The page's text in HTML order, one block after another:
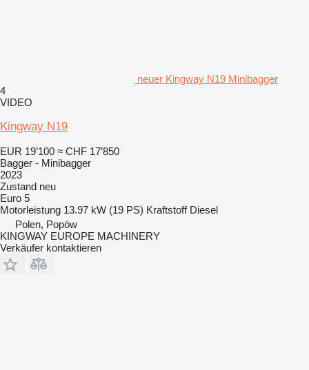
neuer Kingway N19 Minibagger
4
VIDEO
Kingway N19
EUR 19’100 ≈ CHF 17’850
Bagger - Minibagger
2023
Zustand neu
Euro 5
Motorleistung 13.97 kW (19 PS) Kraftstoff Diesel
Polen, Popów
KINGWAY EUROPE MACHINERY
Verkäufer kontaktieren